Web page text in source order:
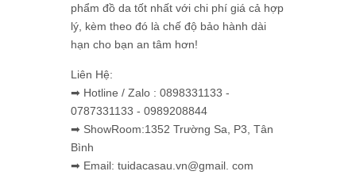
phẩm đồ da tốt nhất với chi phí giá cả hợp
lý, kèm theo đó là chế độ bảo hành dài
hạn cho bạn an tâm hơn!
Liên Hệ:
➡ Hotline / Zalo : 0898331133 -
0787331133 - 0989208844
➡ ShowRoom:1352 Trường Sa, P3, Tân
Bình
➡ Email: tuidacasau.vn@gmail. com